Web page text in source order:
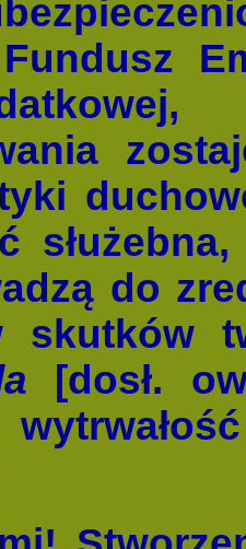
do
skutków
[dosł.